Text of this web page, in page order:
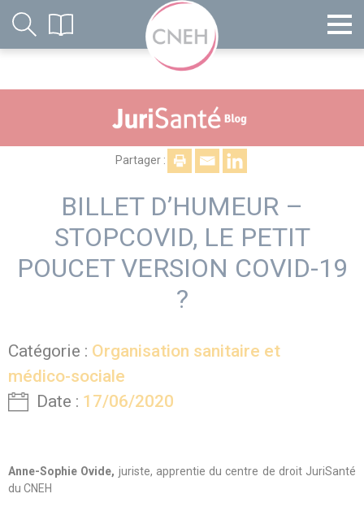
Partager :
BILLET D’HUMEUR –
STOPCOVID, LE PETIT
POUCET VERSION COVID-19
?
Catégorie : Organisation sanitaire et
médico-sociale
Date : 17/06/2020
Anne-Sophie Ovide, juriste, apprentie du centre de droit JuriSanté
du CNEH